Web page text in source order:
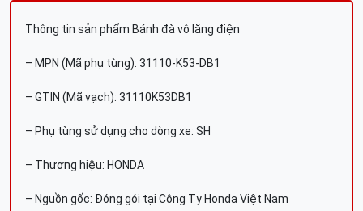
Thông tin sản phẩm Bánh đà vô lăng điện
– MPN (Mã phụ tùng): 31110-K53-DB1
– GTIN (Mã vạch): 31110K53DB1
– Phụ tùng sử dụng cho dòng xe: SH
– Thương hiệu: HONDA
– Nguồn gốc: Đóng gói tại Công Ty Honda Việt Nam